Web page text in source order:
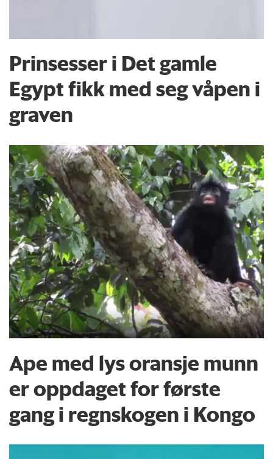
Prinsesser i Det gamle
Egypt fikk med seg våpen i
graven
Ape med lys oransje munn
er oppdaget for første
gang i regnskogen i Kongo